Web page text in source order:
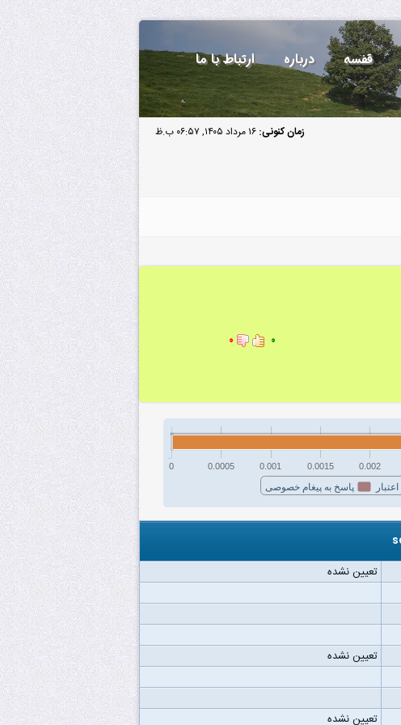
قفسه درباره ارتباط با ما
زمان کنونی: ۱۶ مرداد ۱۴۰۵, ۰۶:۵۷ ب.ظ
۰ ۰
اعتبار پاسخ به پیغام خصوصی
0 0.0005 0.001 0.0015 0.002
تعیین نشده
تعیین نشده
تعیین نشده